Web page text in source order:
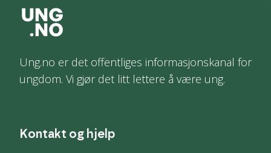
Ung.no er det offentliges informasjonskanal for
ungdom. Vi gjør det litt lettere å være ung.
Kontakt og hjelp